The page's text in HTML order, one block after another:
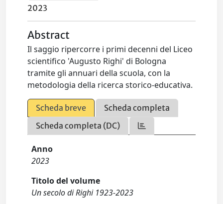
2023
Abstract
Il saggio ripercorre i primi decenni del Liceo
scientifico 'Augusto Righi' di Bologna
tramite gli annuari della scuola, con la
metodologia della ricerca storico-educativa.
Scheda breve
Scheda completa
Scheda completa (DC)
Anno
2023
Titolo del volume
Un secolo di Righi 1923-2023